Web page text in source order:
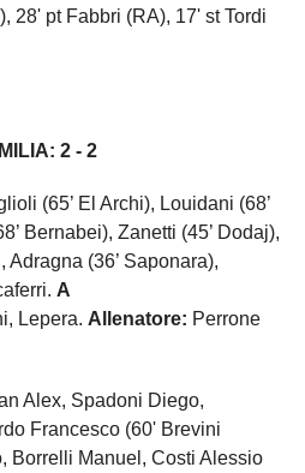
28' pt Fabbri (RA), 17' st Tordi
2 - 2
(65’ El Archi), Louidani (68’
Bernabei), Zanetti (45’ Dodaj),
Adragna (36’ Saponara),
A
Lepera. Allenatore: Perrone
Alex, Spadoni Diego,
Francesco (60' Brevini
Borrelli Manuel, Costi Alessio